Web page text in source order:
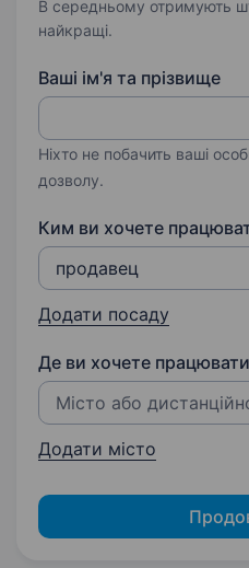
В середньому отримують
найкращі.
Ваші ім'я та прізвище
Ніхто не побачить ваші
дозволу.
Ким ви хочете
Додати посаду
Де ви хочете
Додати місто